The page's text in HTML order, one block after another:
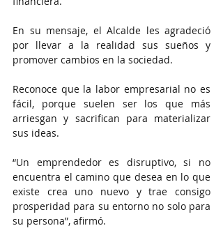
En su mensaje, el Alcalde les agradeció
por llevar a la realidad sus sueños y
promover cambios en la sociedad.
Reconoce que la labor empresarial no es
fácil, porque suelen ser los que más
arriesgan y sacrifican para materializar
sus ideas.
“Un emprendedor es disruptivo, si no
encuentra el camino que desea en lo que
existe crea uno nuevo y trae consigo
prosperidad para su entorno no solo para
su persona”, afirmó.